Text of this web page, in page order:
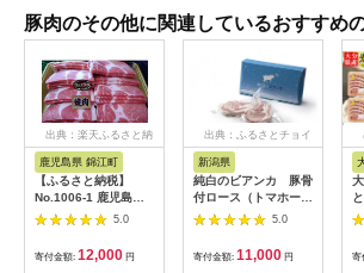
豚肉のその他に関連しているおすすめ
出典：楽天ふるさと納
鹿児島県 錦江町
【ふるさと納税】
No.1006-1 鹿児島県
産 黒豚肩ロース焼肉
5.0
寄付金額: 12,000 円
出典：ふるさとチョイ
新潟県
純白のビアンカ 豚骨
付ロース（トマホー
ク）
5.0
寄付金額: 11,000 円 寄